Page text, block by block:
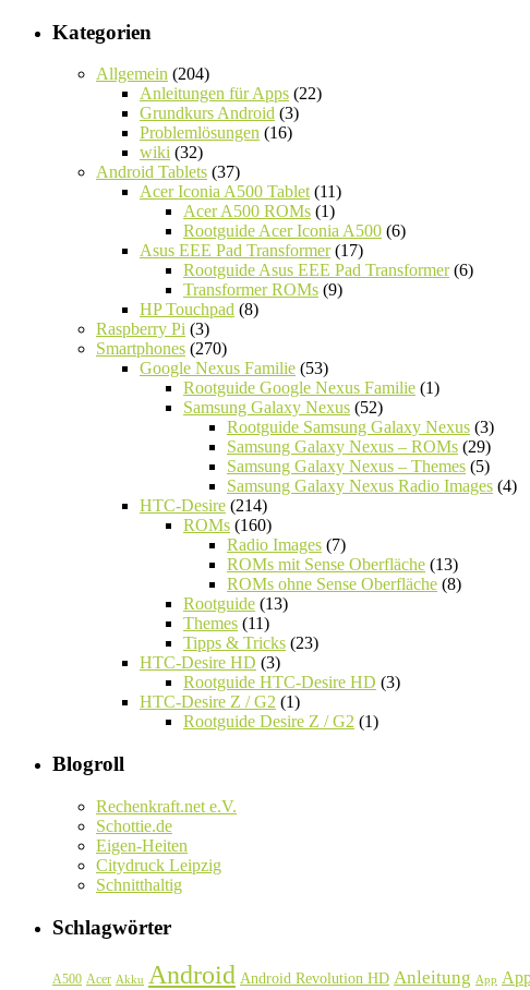
Kategorien
Allgemein (204)
Anleitungen für Apps (22)
Grundkurs Android (3)
Problemlösungen (16)
wiki (32)
Android Tablets (37)
Acer Iconia A500 Tablet (11)
Acer A500 ROMs (1)
Rootguide Acer Iconia A500 (6)
Asus EEE Pad Transformer(17)
Rootguide Asus EEE Pad Transformer(6)
Transformer ROMs (9)
HP Touchpad (8)
Raspberry Pi (3)
Smartphones (270)
Google Nexus Familie (53)
Rootguide Google Nexus Familie (1)
Samsung Galaxy Nexus (52)
Rootguide Samsung Galaxy Nexus (3)
Samsung Galaxy Nexus – ROMs (29)
Samsung Galaxy Nexus – Themes (5)
Samsung Galaxy Nexus Radio Images (4)
HTC-Desire (214)
ROMs (160)
Radio Images (7)
ROMs mit Sense Oberfläche (13)
ROMs ohne Sense Oberfläche (8)
Rootguide (13)
Themes (11)
Tipps & Tricks (23)
HTC-Desire HD (3)
Rootguide HTC-Desire HD (3)
HTC-Desire Z / G2 (1)
Rootguide Desire Z / G2 (1)
Blogroll
Rechenkraft.net e.V.
Schottie.de
Eigen-Heiten
Citydruck Leipzig
Schnitthaltig
Schlagwörter
A500 Acer Akku Android Android Revolution HD Anleitung App